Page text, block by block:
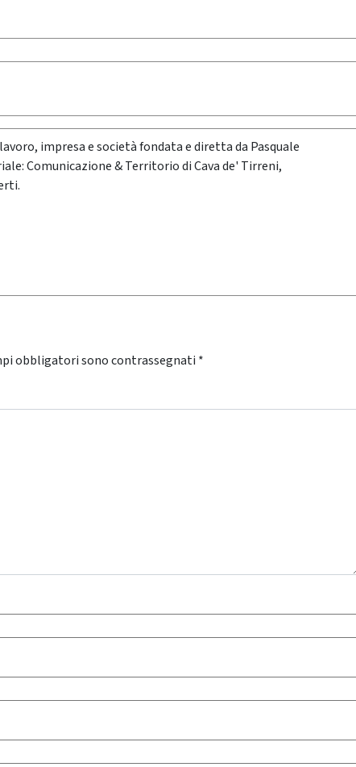
impresa e società fondata e diretta da Pasquale
Comunicazione & Territorio di Cava de' Tirreni,
obbligatori sono contrassegnati *